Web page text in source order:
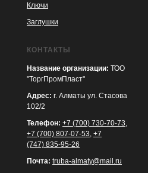
Ключи
Заглушки
КОНТАКТЫ
Название организации: ТОО
"ТоргПромПласт"
Адрес: г. Алматы ул. Стасова
102/2
Телефон: +7 (700) 730-70-73,
+7 (700) 807-07-53, +7
(747) 835-95-26
Почта: truba-almaty@mail.ru